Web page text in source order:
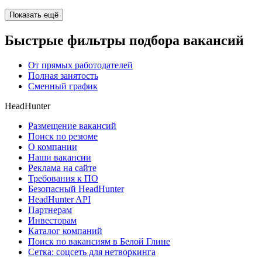
Показать ещё
Быстрые фильтры подбора вакансий
От прямых работодателей
Полная занятость
Сменный график
HeadHunter
Размещение вакансий
Поиск по резюме
О компании
Наши вакансии
Реклама на сайте
Требования к ПО
Безопасный HeadHunter
HeadHunter API
Партнерам
Инвесторам
Каталог компаний
Поиск по вакансиям в Белой Глине
Сетка: соцсеть для нетворкинга